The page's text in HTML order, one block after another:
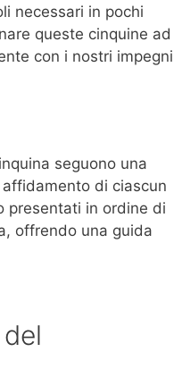
necessari in pochi
queste cinquine ad
con i nostri impegni
seguono una
di ciascun
presentati in ordine di
offrendo una guida